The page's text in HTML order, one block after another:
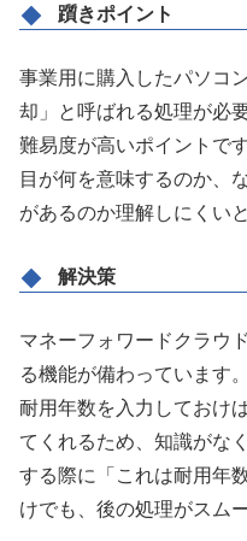
躓きポイント
事業用に購入したパソコ
却」と呼ばれる処理が必
難易度が高いポイントで
目が何を意味するのか、
があるのか理解しにくい
解決策
マネーフォワードクラウ
る機能が備わっています
耐用年数を入力しておけ
てくれるため、知識がな
する際に「これは耐用年
けでも、後の処理がスム